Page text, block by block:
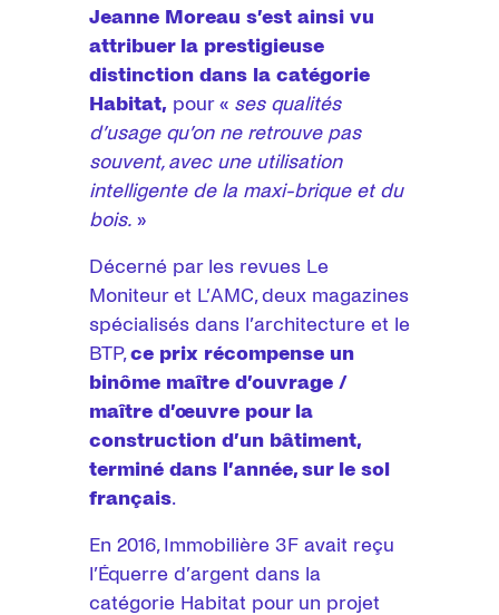
Jeanne Moreau s’est ainsi vu
attribuer la prestigieuse
distinction dans la catégorie
Habitat, pour « ses qualités
d’usage qu’on ne retrouve pas
souvent, avec une utilisation
intelligente de la maxi-brique et du
bois. »
Décerné par les revues Le
Moniteur et L’AMC, deux magazines
spécialisés dans l’architecture et le
BTP,ce prix récompense un
binôme maître d’ouvrage /
maître d’œuvre pour la
construction d’un bâtiment,
terminé dans l’année, sur le sol
français.
En 2016, Immobilière 3F avait reçu
l’Équerre d’argent dans la
catégorie Habitat pour un projet